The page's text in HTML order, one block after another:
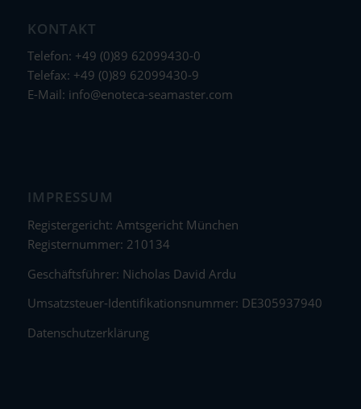
KONTAKT
Telefon: +49 (0)89 62099430-0
Telefax: +49 (0)89 62099430-9
E-Mail: info@enoteca-seamaster.com
IMPRESSUM
Registergericht: Amtsgericht München
Registernummer: 210134
Geschäftsführer: Nicholas David Ardu
Umsatzsteuer-Identifikationsnummer: DE305937940
Datenschutzerklärung